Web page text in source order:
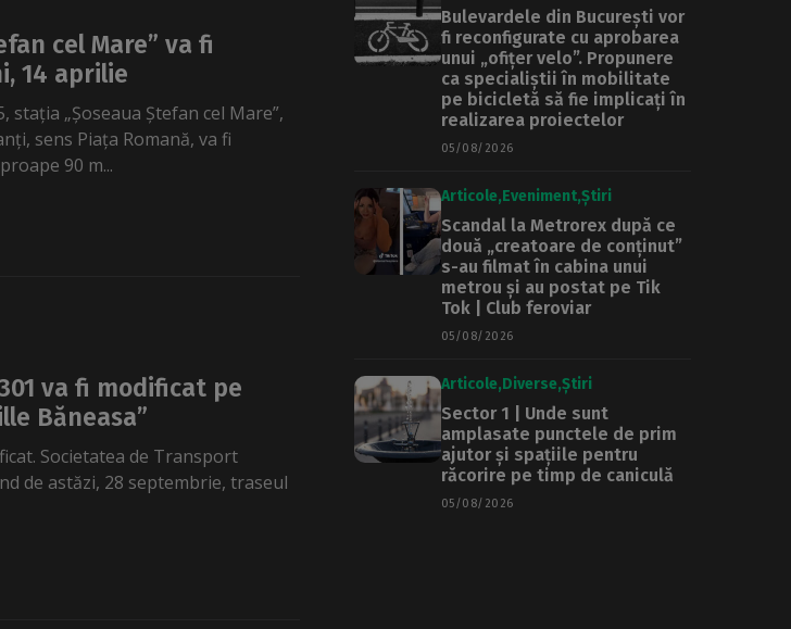
cel Mare” va fi
14 aprilie
stația „Șoseaua Ștefan cel Mare”,
sens Piața Romană, va fi
90 m...
va fi modificat pe
Băneasa”
Societatea de Transport
de astăzi, 28 septembrie, traseul
Bulevardele din București vor
fi reconfigurate cu aprobarea
unui „ofițer velo”. Propunere
ca specialiștii în mobilitate
pe bicicletă să fie implicați în
realizarea proiectelor
05/08/2026
Articole Eveniment Știri
Scandal la Metrorex după ce
două „creatoare de conținut”
s-au filmat în cabina unui
metrou și au postat pe Tik
Tok | Club feroviar
05/08/2026
Articole Diverse Știri
Sector 1 | Unde sunt
amplasate punctele de prim
ajutor și spațiile pentru
răcorire pe timp de caniculă
05/08/2026